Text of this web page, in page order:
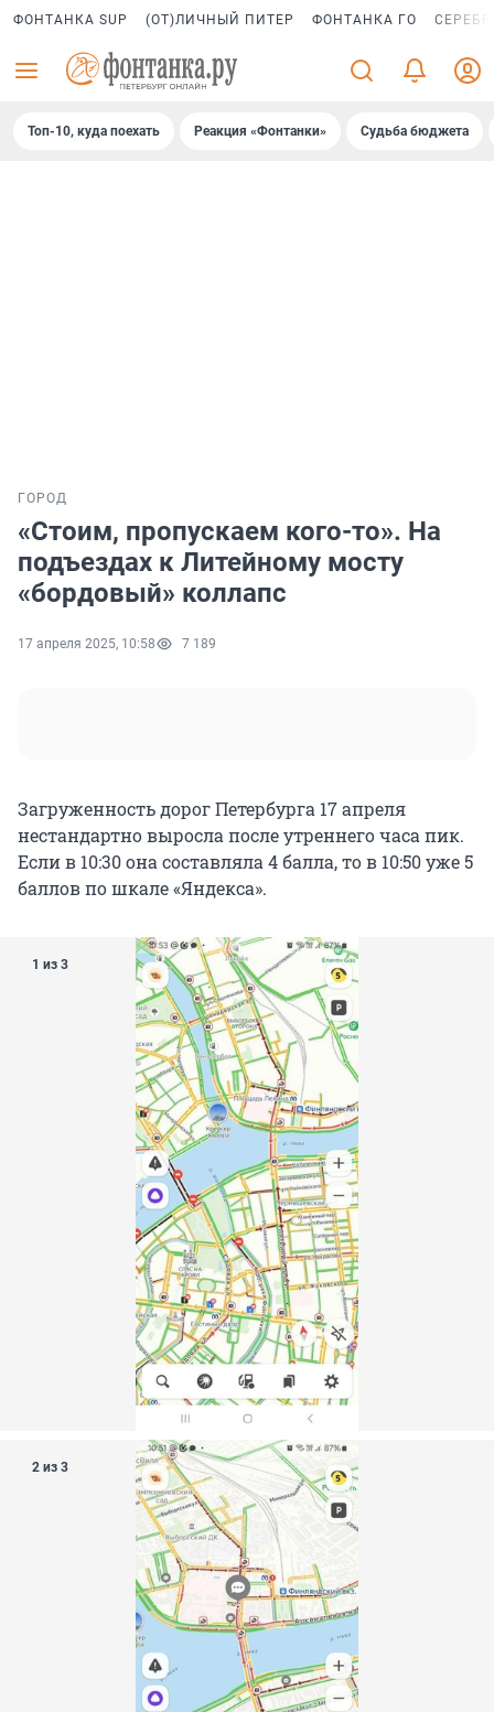
ФОНТАНКА SUP (ОТ)ЛИЧНЫЙ ПИТЕР ФОНТАНКА ГО
Топ-10, куда поехать Реакция «Фонтанки» Судьба бюджета
ГОРОД
«Стоим, пропускаем кого-то». На
подъездах к Литейному мосту
«бордовый» коллапс
17 апреля 2025, 10:58 7 189
Загруженность дорог Петербурга 17 апреля
нестандартно выросла после утреннего часа пик.
Если в 10:30 она составляла 4 балла, то в 10:50 уже 5
баллов по шкале «Яндекса».
1 из 3
2 из 3